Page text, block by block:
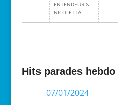
ENTENDEUR &
NICOLETTA
Hits parades hebdo
07/01/2024